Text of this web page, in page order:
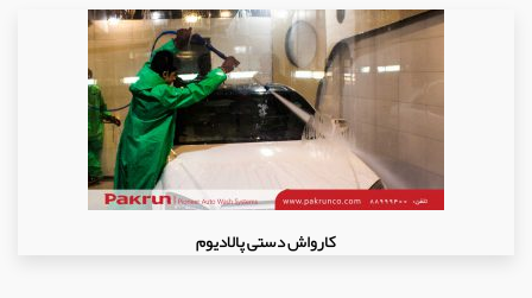
کارواش دستی پالادیوم